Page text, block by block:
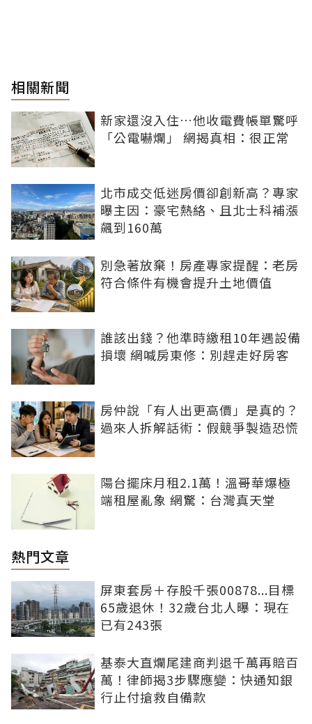
相關新聞
新家還沒入住…他收電費帳單驚呼
「公電嚇爛」 網揭真相：很正常
北市成交低迷房價卻創新高？專家
曝主因：豪宅熱絡、且北士科補漲
飆到160萬
別急著放棄！房產專家提醒：老房
符合條件有機會提升土地價值
誰該出錢？他準時繳租10年遇設備
損壞 網喊房東修：別趕走好房客
房仲說「有人出更高價」是真的？
過來人拆解話術：假競爭製造恐慌
陽台擺床月租2.1萬！溫哥華爆極
端租屋亂象 網驚：台灣真天堂
熱門文章
屏東套房＋存股千張00878...目標
65歲退休！32歲台北人曝：現在
已有243張
基泰大直爛尾建商判退千萬再賠百
萬！律師揭3步驟應變：快通知銀
行止付搶救自備款